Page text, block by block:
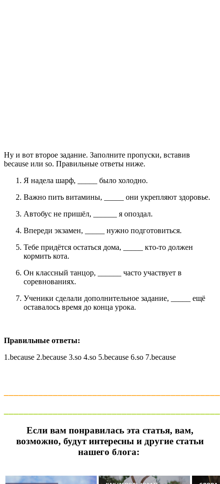
Ну и вот второе задание. Заполните пропуски, вставив
because или so. Правильные ответы ниже.
Я надела шарф, _____ было холодно.
Важно пить витамины, _____ они укрепляют здоровье.
Автобус не пришёл, ______ я опоздал.
Впереди экзамен, _____ нужно подготовиться.
Тебе придётся остаться дома, _____ кто-то должен
кормить кота.
Он классный танцор, ______ часто участвует в
соревнованиях.
Ученики сделали дополнительное задание, _____ ещё
оставалось время до конца урока.
Правильные ответы:
1.because 2.because 3.so 4.so 5.because 6.so 7.because
Если вам понравилась эта статья, вам,
возможно, будут интересны и другие статьи
нашего блога: